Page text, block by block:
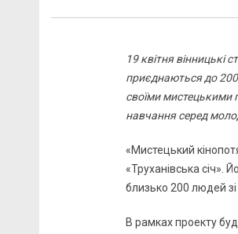
19 квітня вінницькі
приєднаються до 200
своїми мистецькими
навчання серед
«Мистецький
«Труханівська січ».
близько 200 людей зі
В рамках проекту